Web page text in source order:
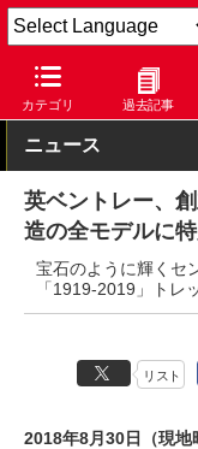
カテゴリ 過去記事
Car Watch 自動車
ニュース
英ベントレー、
造の全モデルに
宝石のように輝くセ
「1919-2019」トレ
リスト
2018年8月30日（現地